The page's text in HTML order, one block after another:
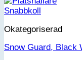
Snabbkoll
Okategoriserad
Snow Guard, Black